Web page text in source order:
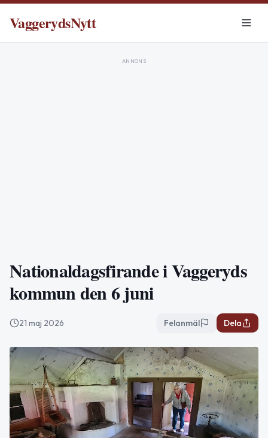
VaggerydsNytt
ANNONS
Nationaldagsfirande i Vaggeryds
kommun den 6 juni
21 maj 2026 Felanmäl Dela